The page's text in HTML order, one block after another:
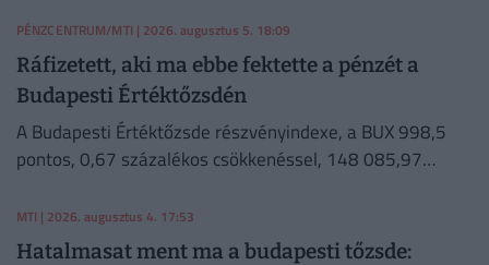
PÉNZCENTRUM/MTI | 2026. augusztus 5. 18:09
Ráfizetett, aki ma ebbe fektette a pénzét a
Budapesti Értéktőzsdén
A Budapesti Értéktőzsde részvényindexe, a BUX 998,5
pontos, 0,67 százalékos csökkenéssel, 148 085,97
MTI | 2026. augusztus 4. 17:53
Hatalmasat ment ma a budapesti tőzsde: